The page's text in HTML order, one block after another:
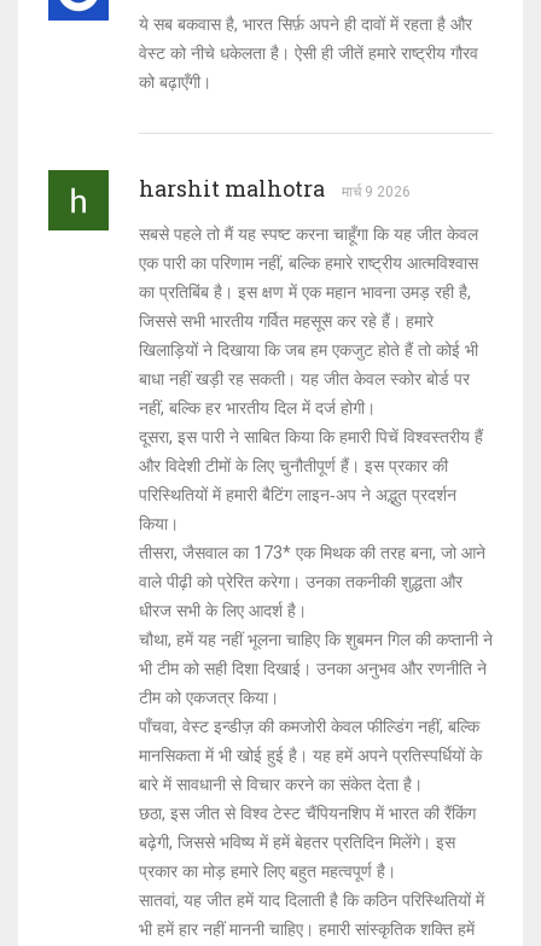
ये सब बकवास है, भारत सिर्फ़ अपने ही दावों में रहता है और
वेस्ट को नीचे धकेलता है। ऐसी ही जीतें हमारे राष्ट्रीय गौरव
को बढ़ाएँगी।
harshit malhotra मार्च 9 2026
सबसे पहले तो मैं यह स्पष्ट करना चाहूँगा कि यह जीत केवल
एक पारी का परिणाम नहीं, बल्कि हमारे राष्ट्रीय आत्मविश्वास
का प्रतिबिंब है। इस क्षण में एक महान भावना उमड़ रही है,
जिससे सभी भारतीय गर्वित महसूस कर रहे हैं। हमारे
खिलाड़ियों ने दिखाया कि जब हम एकजुट होते हैं तो कोई भी
बाधा नहीं खड़ी रह सकती। यह जीत केवल स्कोर बोर्ड पर
नहीं, बल्कि हर भारतीय दिल में दर्ज होगी।
दूसरा, इस पारी ने साबित किया कि हमारी पिचें विश्वस्तरीय हैं
और विदेशी टीमों के लिए चुनौतीपूर्ण हैं। इस प्रकार की
परिस्थितियों में हमारी बैटिंग लाइन‑अप ने अद्भुत प्रदर्शन
किया।
तीसरा, जैसवाल का 173* एक मिथक की तरह बना, जो आने
वाले पीढ़ी को प्रेरित करेगा। उनका तकनीकी शुद्धता और
धीरज सभी के लिए आदर्श है।
चौथा, हमें यह नहीं भूलना चाहिए कि शुबमन गिल की कप्तानी ने
भी टीम को सही दिशा दिखाई। उनका अनुभव और रणनीति ने
टीम को एकजत्र किया।
पाँचवा, वेस्ट इन्डीज़ की कमजोरी केवल फील्डिंग नहीं, बल्कि
मानसिकता में भी खोई हुई है। यह हमें अपने प्रतिस्पर्धियों के
बारे में सावधानी से विचार करने का संकेत देता है।
छठा, इस जीत से विश्व टेस्ट चैंपियनशिप में भारत की रैंकिंग
बढ़ेगी, जिससे भविष्य में हमें बेहतर प्रतिदिन मिलेंगे। इस
प्रकार का मोड़ हमारे लिए बहुत महत्वपूर्ण है।
सातवां, यह जीत हमें याद दिलाती है कि कठिन परिस्थितियों में
भी हमें हार नहीं माननी चाहिए। हमारी सांस्कृतिक शक्ति हमें